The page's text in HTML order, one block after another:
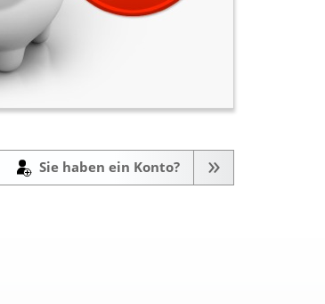
Sie haben ein Konto?